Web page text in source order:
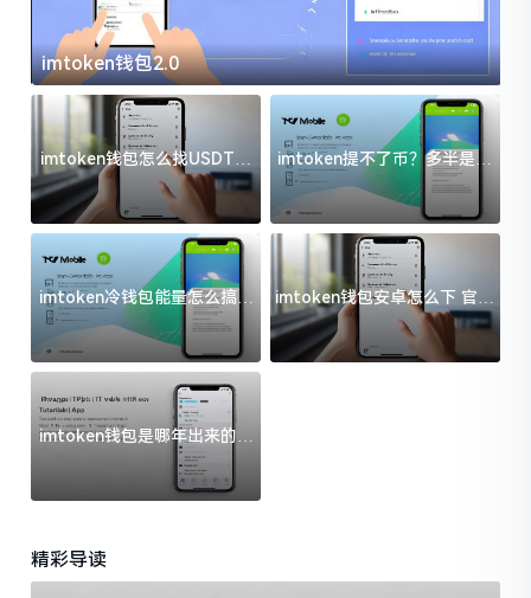
imtoken钱包2.0
imtoken钱包怎么找USDT地
址？三步搞定不踩坑
imtoken提不了币？多半是这
几件事没处理好
imtoken冷钱包能量怎么搞？
过来人告诉你门道
imtoken钱包安卓怎么下 官方
渠道避坑指南
imtoken钱包是哪年出来的？
一文给你说清楚
精彩导读